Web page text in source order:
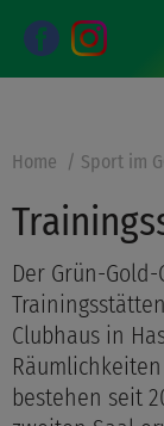
Home Sport im
Der Grün-
Clubhaus in
bestehen seit